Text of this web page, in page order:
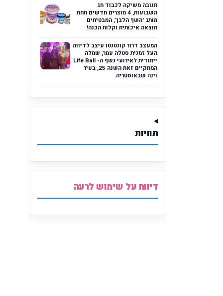
תנובה משיקה לכבוד חג
השבועות, 4 מוצרים חדשים תחת
מותג 'השף הלבן', המבטיחים
תוצאה איכותית וקלות הכנה!
המעצב דרור קונטנטו עיצב לדיווה
העל זמנית סטלה עמר, שמלה
ייחודית לאירועי נשף ה- Life Ball
המתקיים זאת השנה 25, בעיר
וינה שבאוסטריה.
תוויות
דיווח על שימוש לרעה